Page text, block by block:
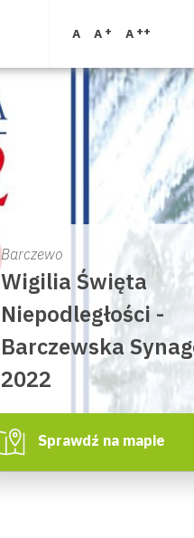
A A + A ++
Barczewo
Wigilia Święta
Niepodległości -
Barczewska
2022
Sprawdź na mapie